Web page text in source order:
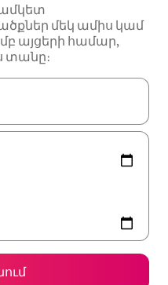
մեկ ամիս կամ
այցերի համար,
տանը։
լինեն, սլաքների